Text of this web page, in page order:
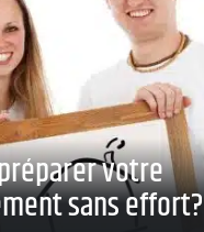
votre
sans effort?